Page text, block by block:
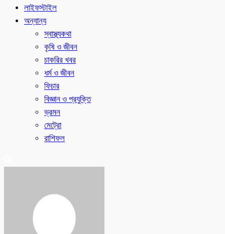
লাইফস্টাইল
অন্যান্য
স্বাস্থ্যকথা
কৃষি ও জীবন
চাকরির খবর
ধর্ম ও জীবন
ফিচার
বিজ্ঞান ও প্রযুক্তি
ভ্রমন
মেট্রো
রাশিফল